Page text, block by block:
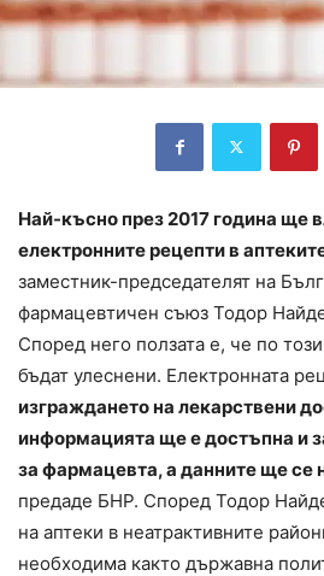
Най-късно през 2017 година ще
електронните рецепти в
заместник-председателят на
фармацевтичен съюз Тодор
Според него ползата е, че по
бъдат улеснени. Електронната
изграждането на лекарствени
информацията ще е достъпна и
за фармацевта, а данните ще се
предаде БНР. Според Тодор
на аптеки в неатрактивните
необходима както държавна